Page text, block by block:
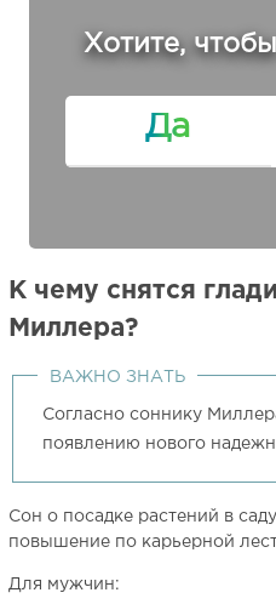
Хотите,
Да
К чему снятся
Миллера?
ВАЖНО ЗНАТЬ
Согласно соннику
появлению нового
Сон о посадке растений в
повышение по карьерной
Для мужчин: